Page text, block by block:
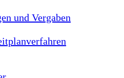
und Vergaben